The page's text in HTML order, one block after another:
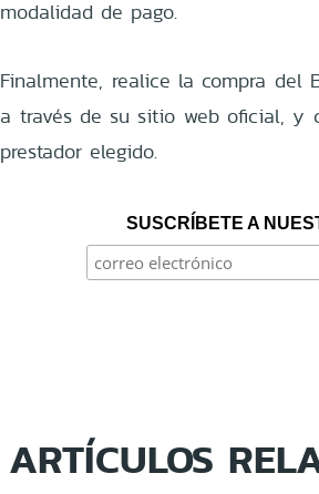
modalidad de pago.
Finalmente, realice la compra del
a través de su sitio web oficial, y
prestador elegido.
SUSCRÍBETE A
ARTÍCULOS